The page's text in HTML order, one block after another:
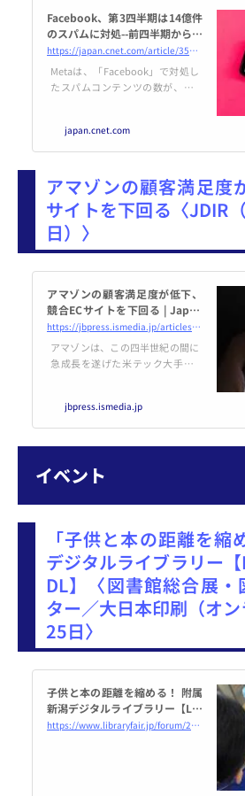
Facebook、第3四半期は14億件
のスパムに対処--前四半期から倍
増
https://japan.cnet.com/article/35196480/
Metaは、「Facebook」で対処し
たスパムコンテンツの数が、第2
したことを明らかにした。
japan.cnet.com
アマゾンの顧客満足度
サイトを下回る〈JDIR
日）〉
アマゾンの顧客満足度が低下、
競合ECサイトを下回る | Japan
Innovation Review powered
by JBpress
https://jbpress.ismedia.jp/articles/-/72832
アマゾンは、この四半世紀の間に
急成長を遂げた米テック大手の1
を見ると、同社に対する消費者の
熱意が低下しているようだと、米
jbpress.ismedia.jp
イベント
「子供と本の距離を縮
デジタルライブラリー
DL】〈図書館総合展
ター／大日本印刷（オ
25日〉
子供と本の距離を縮める！ 附属
新潟デジタルライブラリー【Lib
rariE & TRC-DL】
https://www.libraryfair.jp/forum/2022/420/series